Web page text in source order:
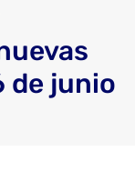
de junio